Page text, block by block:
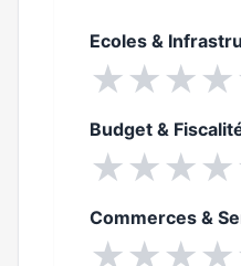
Ecoles &
★★★★
Budget &
★★★★
Commerces &
★★★★